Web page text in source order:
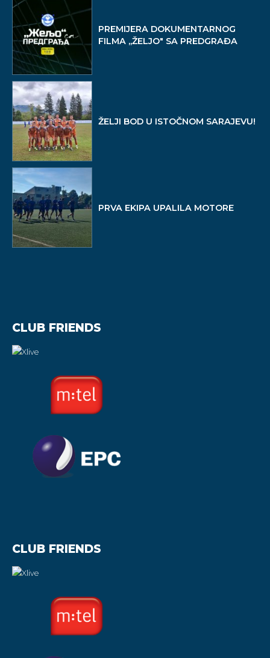
PREMIJERA DOKUMENTARNOG
FILMA ,,ŽELJO" SA PREDGRAĐA
ŽELJI BOD U ISTOČNOM SARAJEVU!
PRVA EKIPA UPALILA MOTORE
CLUB FRIENDS
CLUB FRIENDS